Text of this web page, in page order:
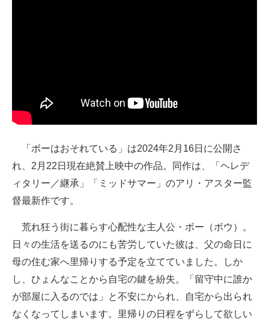
「ボーはおそれている」は2024年2月16日に公開さ
れ、2月22日現在絶賛上映中の作品。同作は、「ヘレデ
ィタリー／継承」「ミッドサマー」のアリ・アスター監
督最新作です。
荒れ狂う街に暮らす心配性な主人公・ボー（ボウ）。
日々の生活を送るのにも苦労していた彼は、父の命日に
母の住む家へ里帰りする予定を立てていました。しか
し、ひょんなことから自宅の鍵を紛失。「留守中に誰か
が部屋に入るのでは」と不安にかられ、自宅から出られ
なくなってしまいます。里帰りの日程をずらして欲しい